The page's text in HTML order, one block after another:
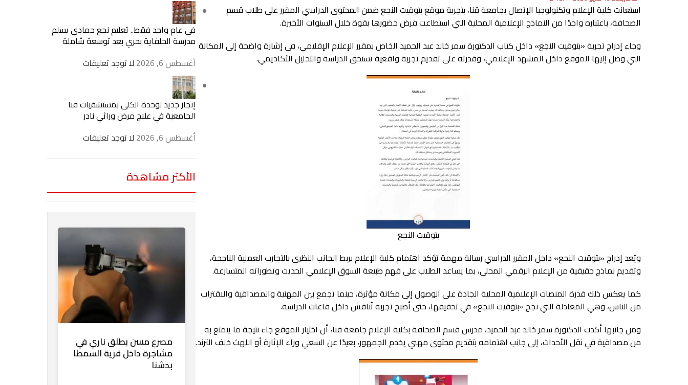
استعانت كلية الإعلام وتكنولوجيا الإتصال بجامعة قنا، بتجربة موقع بتوقيت النجع ضمن المحتوى الدراسي المقرر على طلاب قسم
الصحافة، باعتباره واحدًا من النماذج الإعلامية المحلية التي استطاعت فرض حضورها بقوة خلال السنوات الأخيرة.
وجاء إدراج تجربة «بتوقيت النجع» داخل كتاب الدكتورة سمر خالد عبد الحميد الخاص بمقرر الإعلام الإقليمي، في إشارة واضحة إلى المكانة
التي وصل إليها الموقع داخل المشهد الإعلامي، وقدرته على تقديم تجربة واقعية تستحق الدراسة والتحليل الأكاديمي.
بتوقيت النجع
ويُعد إدراج «بتوقيت النجع» داخل المقرر الدراسي رسالة مهمة تؤكد اهتمام كلية الإعلام بربط الجانب النظري بالتجارب العملية الناجحة،
وتقديم نماذج حقيقية من الإعلام الرقمي المحلي، بما يساعد الطلاب على فهم طبيعة السوق الإعلامي الحديث وتطوراته المتسارعة.
كما يعكس ذلك قدرة المنصات الإعلامية المحلية الجادة على الوصول إلى مكانة مؤثرة، حينما تجمع بين المهنية والمصداقية والاقتراب
من الناس، وهي المعادلة التي نجح «بتوقيت النجع» في تحقيقها، حتى أصبح تجربة تُناقش داخل قاعات الدراسة.
ومن جانبها أكدت الدكتورة سمر خالد عبد الحميد، مدرس قسم الصحافة بكلية الإعلام جامعة قنا، أن اختيار الموقع جاء نتيجة ما يتمتع به
من مصداقية في نقل الأحداث، إلى جانب اهتمامه بتقديم محتوى مهني يخدم الجمهور، بعيدًا عن السعي وراء الإثارة أو اللهث خلف الترند.
في عام واحد فقط.. تعليم نجع حمادي يسلم
مدرسة الحلفاية بحري بعد توسعة شاملة
أغسطس 6, 2026
لا توجد تعليقات
إنجاز جديد لوحدة الكلى بمستشفيات قنا
الجامعية في علاج مرض وراثي نادر
أغسطس 6, 2026
لا توجد تعليقات
الأكثر مشاهدة
مصرع مسن بطلق ناري في
مشاجرة داخل قرية السمطا
بدشنا